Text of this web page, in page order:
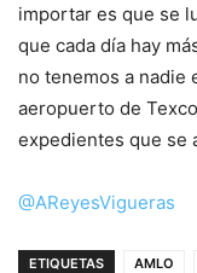
importar es que se
que cada día hay
no tenemos a nadie
aeropuerto de
expedientes que se
@AReyesVigueras
ETIQUETAS AMLO